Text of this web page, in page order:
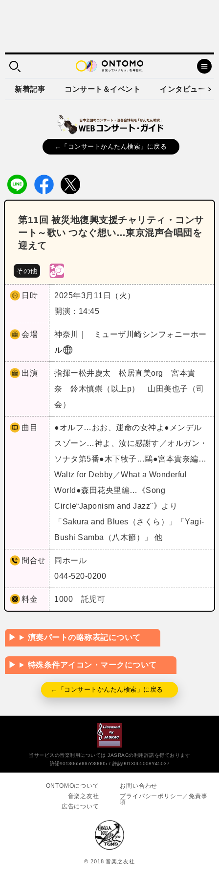
新着記事 コンサート＆イベント インタビュー
←「コンサートかんたん検索」に戻る
第11回 被災地復興支援チャリティ・コンサ
ート～歌い つなぐ想い…東京混声合唱団を
迎えて
その他
日時
2025年3月11日（火）
開演：14:45
会場 神奈川｜
ミューザ川崎シンフォニーホー
ル
出演
指揮ー松井慶太 松居直美org 宮本貴
奈 鈴木慎崇（以上p） 山田美也子（司
会）
曲目
●オルフ…おお、運命の女神よ●メンデル
スゾーン…神よ、汝に感謝す／オルガン・
ソナタ第5番●木下牧子…鷗●宮本貴奈編…
Waltz for Debby／What a Wonderful
World●森田花央里編…《Song
Circle“Japonism and Jazz"》より
「Sakura and Blues（さくら）」「Yagi‐
Bushi Samba（八木節）」 他
問合せ
同ホール
044-520-0200
料金 1000 託児可
演奏パートの略称表記について
特殊条件アイコン・マークについて
←「コンサートかんたん検索」に戻る
当サービスの音楽利用については JASRACの利用許諾を得ております
許諾9013065006Y30005
許諾9013065008Y45037
ONTOMOについて
音楽之友社
広告について
お問い合わせ
プライバシーポリシー／免責事
項
© 2018 音楽之友社